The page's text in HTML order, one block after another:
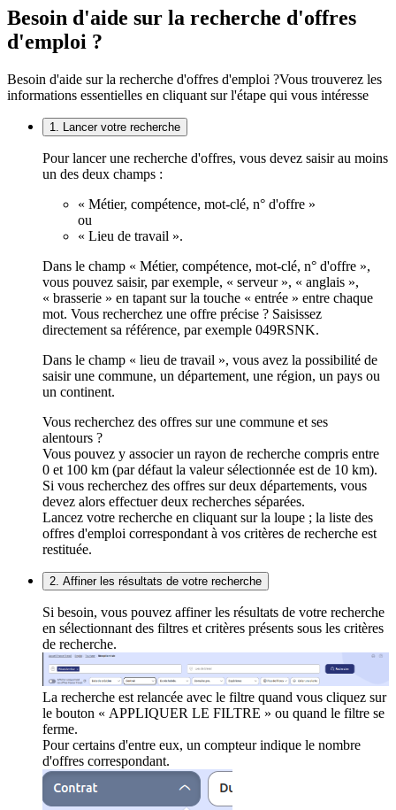
Besoin d'aide sur la recherche d'offres
d'emploi ?
Besoin d'aide sur la recherche d'offres d'emploi ?Vous trouverez les
informations essentielles en cliquant sur l'étape qui vous intéresse
1. Lancer votre recherche
Pour lancer une recherche d'offres, vous devez saisir au moins
un des deux champs :
« Métier, compétence, mot-clé, n° d'offre »
ou
« Lieu de travail ».
Dans le champ « Métier, compétence, mot-clé, n° d'offre »,
vous pouvez saisir, par exemple, « serveur », « anglais »,
« brasserie » en tapant sur la touche « entrée » entre chaque
mot. Vous recherchez une offre précise ? Saisissez
directement sa référence, par exemple 049RSNK.
Dans le champ « lieu de travail », vous avez la possibilité de
saisir une commune, un département, une région, un pays ou
un continent.
Vous recherchez des offres sur une commune et ses
alentours ?
Vous pouvez y associer un rayon de recherche compris entre
0 et 100 km (par défaut la valeur sélectionnée est de 10 km).
Si vous recherchez des offres sur deux départements, vous
devez alors effectuer deux recherches séparées.
Lancez votre recherche en cliquant sur la loupe ; la liste des
offres d'emploi correspondant à vos critères de recherche est
restituée.
2. Affiner les résultats de votre recherche
Si besoin, vous pouvez affiner les résultats de votre recherche
en sélectionnant des filtres et critères présents sous les critères
de recherche.
La recherche est relancée avec le filtre quand vous cliquez sur
le bouton « APPLIQUER LE FILTRE » ou quand le filtre se
ferme.
Pour certains d'entre eux, un compteur indique le nombre
d'offres correspondant.